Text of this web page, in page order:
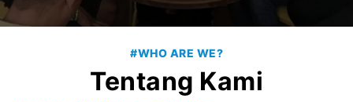
#WHO ARE WE?
Tentang Kami